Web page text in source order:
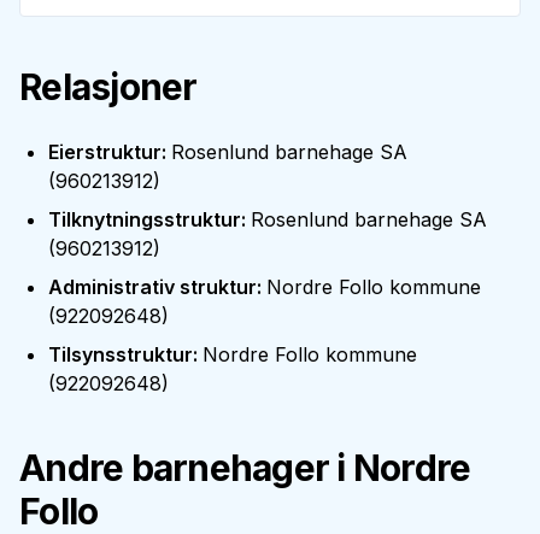
Relasjoner
Eierstruktur: Rosenlund barnehage SA
(960213912)
Tilknytningsstruktur: Rosenlund barnehage SA
(960213912)
Administrativ struktur: Nordre Follo kommune
(922092648)
Tilsynsstruktur: Nordre Follo kommune
(922092648)
Andre barnehager i Nordre
Follo